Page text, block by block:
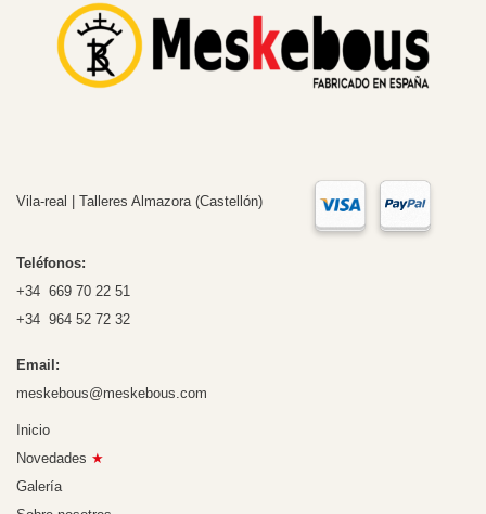
Vila-real | Talleres Almazora (Castellón)
Teléfonos:
+34 669 70 22 51
+34 964 52 72 32
Email:
meskebous@meskebous.com
Inicio
Novedades ★
Galería